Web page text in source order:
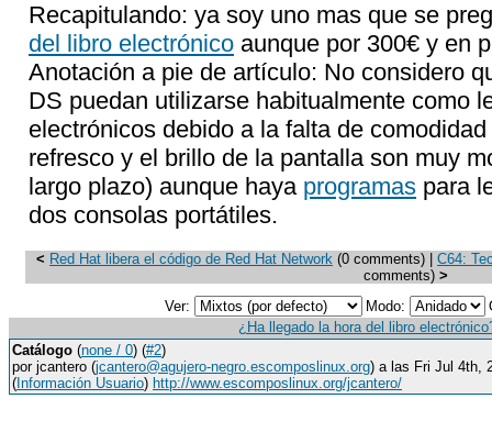
Recapitulando: ya soy uno mas que se
del libro electrónico aunque por 300€ y en
Anotación a pie de artículo: No considero
DS puedan utilizarse habitualmente como
electrónicos debido a la falta de
refresco y el brillo de la pantalla son muy
largo plazo) aunque haya programas para
dos consolas portátiles.
< Red Hat libera el código de Red Hat Network (0 comments) | C64:
comments) >
Ver:
Modo:
¿Ha llegado la hora del libro
Catálogo (none / 0) (#2)
por jcantero (jcantero@agujero-negro.escomposlinux.org) a las Fri Jul 4th,
( Información Usuario) http://www.escomposlinux.org/jcantero/